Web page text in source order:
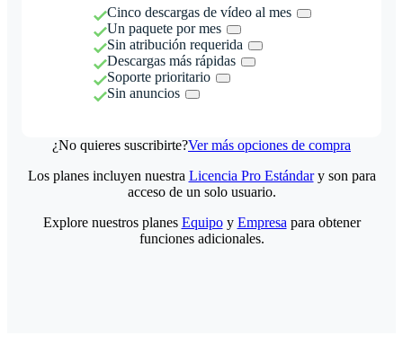
Cinco descargas de vídeo al mes
Un paquete por mes
Sin atribución requerida
Descargas más rápidas
Soporte prioritario
Sin anuncios
¿No quieres suscribirte?Ver más opciones de compra
Los planes incluyen nuestra Licencia Pro Estándary son para
acceso de un solo usuario.
Explore nuestros planes Equipoy Empresa para obtener
funciones adicionales.